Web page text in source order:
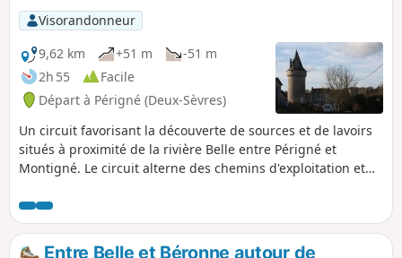
Visorandonneur
9,62 km
+51 m
-51 m
2h 55
Facile
Départ à Périgné (Deux-Sèvres)
Un circuit favorisant la découverte de sources et de lavoirs
situés à proximité de la rivière Belle entre Périgné et
Montigné. Le circuit alterne des chemins d'exploitation et
y pousse ). La randonnée passe à proximité du Château de
la Forge et à côté de celui de la Guittonnière
Entre Belle et Béronne autour de